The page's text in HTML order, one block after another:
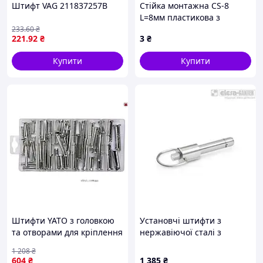
Штифт VAG 211837257B
221.92 ₴
233.60₴
Купити
Стійка монтажна CS-8
L=8мм пластикова з
3 ₴
Купити
Штифти YATO з головкою
та отворами для кріплення
шт
604 ₴
1 208₴
Установчі штифти з
нержавіючої сталі з
(прямокутні фіксатори) GN
1 385 ₴